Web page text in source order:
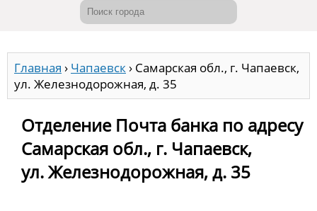
Главная › Чапаевск› Самарская обл., г. Чапаевск,
ул. Железнодорожная, д. 35
Отделение Почта банка по адресу
Самарская обл., г. Чапаевск,
ул. Железнодорожная, д. 35